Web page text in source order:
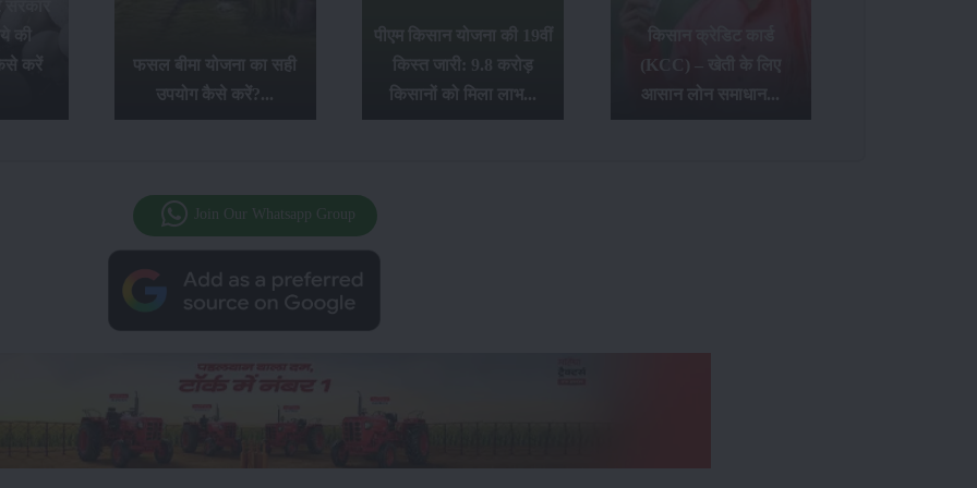
की
करें
फसल बीमा योजना का सही
उपयोग कैसे करें?...
पीएम किसान योजना की 19वीं
किस्त जारी: 9.8 करोड़
किसानों को मिला लाभ...
किसान क्रेडिट कार्ड
(KCC) – खेती के लिए
आसान लोन समाधान...
Join Our Whatsapp Group